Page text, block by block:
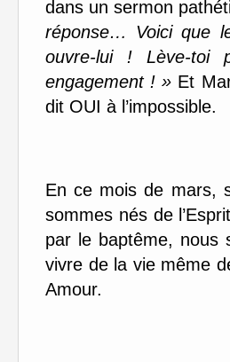
dans un sermon
réponse… Voici que
ouvre-lui ! Lève-
engagement ! » Et
dit OUI à l’impossible.
En ce mois de mars,
sommes nés de
par le baptême, nous
vivre de la vie même
Amour.